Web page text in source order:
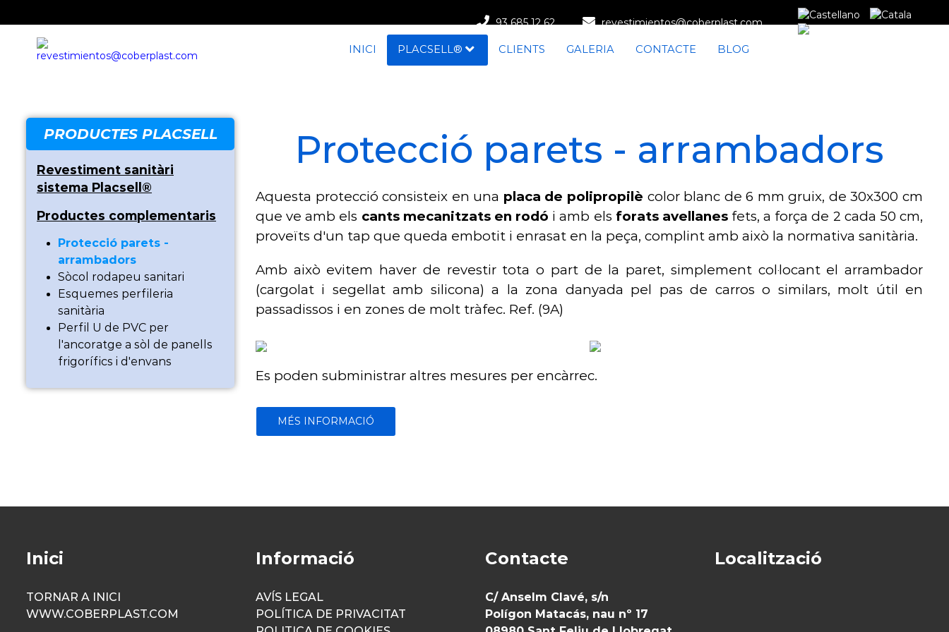
93 685 12 62 revestimientos@coberplast.com
INICI PLACSELL® CLIENTS GALERIA CONTACTE BLOG
PRODUCTES PLACSELL
Revestiment sanitàri
sistema Placsell®
Productes complementaris
Protecció parets -
arrambadors
Sòcol rodapeu sanitari
Esquemes perfileria
sanitària
Perfil U de PVC per
l'ancoratge a sòl de panells
frigorífics i d'envans
Protecció parets - arrambadors
Aquesta protecció consisteix en una placa de polipropilè color blanc de 6 mm gruix, de 30x300 cm
que ve amb els cants mecanitzats en rodó i amb els forats avellanesfets, a força de 2 cada 50 cm,
proveïts d'un tap que queda embotit i enrasat en la peça, complint amb això la normativa sanitària.
Amb això evitem haver de revestir tota o part de la paret, simplement col·locant el arrambador
(cargolat i segellat amb silicona) a la zona danyada pel pas de carros o similars, molt útil en
passadissos i en zones de molt tràfec. Ref. (9A)
Es poden subministrar altres mesures per encàrrec.
MÉS INFORMACIÓ
Inici
TORNAR A INICI
WWW.COBERPLAST.COM
Informació
AVÍS LEGAL
POLÍTICA DE PRIVACITAT
Contacte
C/ Anselm Clavé, s/n
Polígon Matacás, nau nº 17
Localització